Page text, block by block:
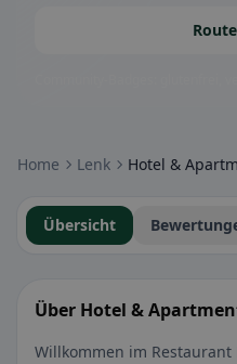
Home Lenk Hotel &
Übersicht
Über Hotel &
Willkommen im Restaurant